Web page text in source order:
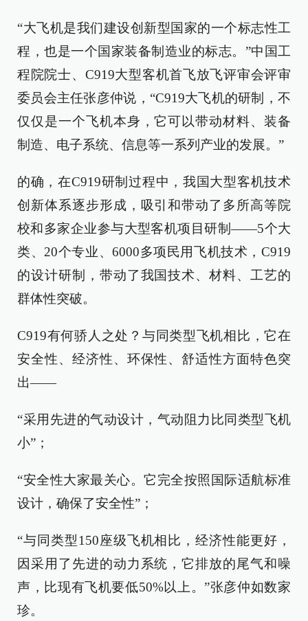
“大飞机是我们建设创新型国家的一个标志性工
程，也是一个国家装备制造业的标志。”中国工
程院院士、C919大型客机首飞放飞评审会评审
委员会主任张彦仲说，“C919大飞机的研制，不
仅仅是一个飞机本身，它可以带动材料、装备
制造、电子系统、信息等一系列产业的发展。”
的确，在C919研制过程中，我国大型客机技术
创新体系逐步形成，吸引和带动了多所高等院
校和多家企业参与大型客机项目研制——5个大
类、20个专业、6000多项民用飞机技术，C919
的设计研制，带动了我国技术、材料、工艺的
群体性突破。
C919有何骄人之处？与同类型飞机相比，它在
安全性、经济性、环保性、舒适性方面特色突
出——
“采用先进的气动设计，气动阻力比同类型飞机
小”；
“安全性大家最关心。它完全按照国际适航标准
设计，确保了安全性”；
“与同类型150座级飞机相比，经济性能更好，
因采用了先进的动力系统，它排放的尾气和噪
声，比现有飞机要低50%以上。”张彦仲如数家
珍。